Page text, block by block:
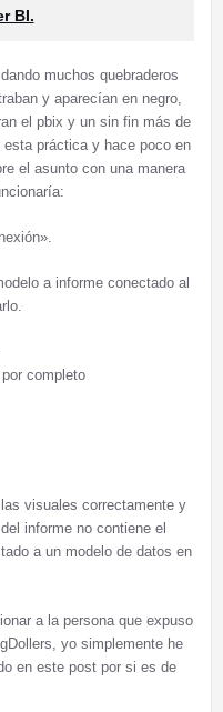
BI.
muchos quebraderos
y aparecían en negro,
el pbix y un sin fin más de
esta práctica y hace poco en
el asunto con una manera
a informe conectado al
completo
visuales correctamente y
informe no contiene el
a un modelo de datos en
a la persona que expuso
yo simplemente he
en este post por si es de